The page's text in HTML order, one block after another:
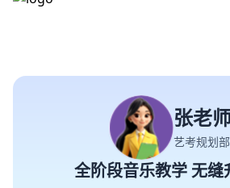
张老
艺考规划
全阶段音乐教学 无缝